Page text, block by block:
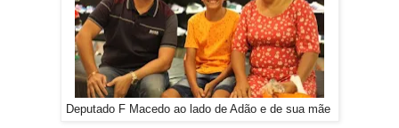
Deputado F Macedo ao lado de Adão e de sua mãe